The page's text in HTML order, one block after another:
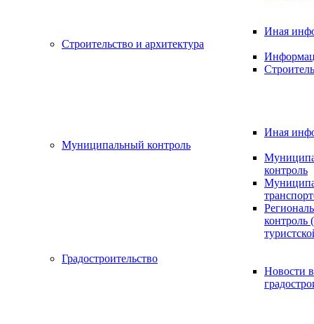
Иная
Строительство и архитектура
Иная
Муниципальный контроль
контроль
контроль
Градостроительство
Новости